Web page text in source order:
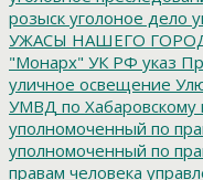
розыск уголоное дело
УЖАСЫ НАШЕГО
"Монарх" УК РФ указ
уличное освещение
УМВД по Хабаровскому
уполномоченный по
уполномоченный по
правам человека